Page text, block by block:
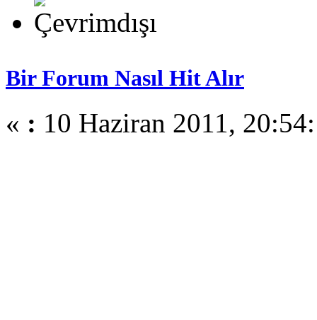
Bir Forum Nasıl Hit Alır
« : 10 Haziran 2011,